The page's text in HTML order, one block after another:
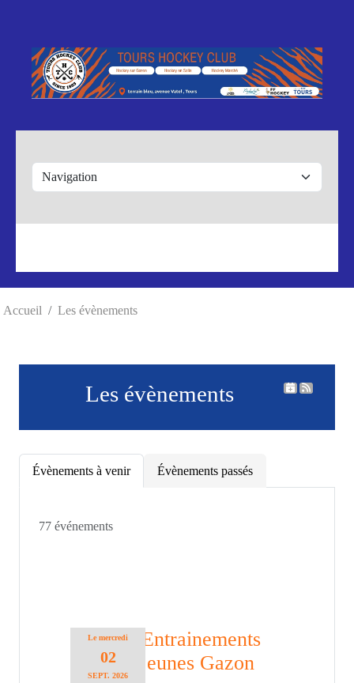
Accueil Les évènements
Les évènements
Évènements à venir Évènements passés
77 événements
Le mercredi
02
SEPT. 2026
Entrainements
jeunes Gazon